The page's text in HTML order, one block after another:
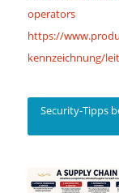
operators
https://
kennzeichnung/
Security-Tipps